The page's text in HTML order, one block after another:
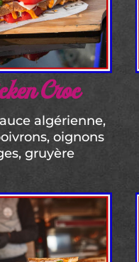
Croc
algérienne,
oignons
gruyère